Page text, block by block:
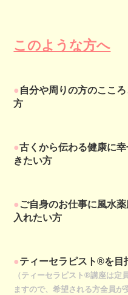
このような方へ
● 自分や周りの方のここ
方
●古くから伝わる健康に
きたい方
● ご自身のお仕事に風水
入れたい方
●ティーセラピスト®を目
（ティーセラピスト®講座は定
ますので、希望される方全員が